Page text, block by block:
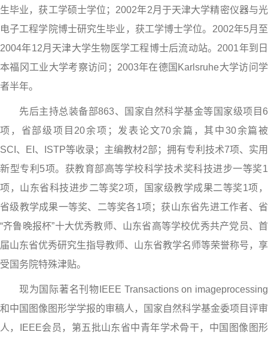
生毕业，获工学硕士学位；2002年2月于天津大学精密仪器与光
电子工程学院博士研究生毕业，获工学博士学位。2002年5月至
2004年12月天津大学生物医学工程博士后流动站。2001年到日
本福冈工业大学考察访问；2003年在德国Karlsruhe大学访问学
者半年。
先后主持总装备部863、国家自然科学基金等国家级项目6
项，省部级项目20余项；发表论文70余篇，其中30余篇被
SCI、EI、ISTP等收录；主编教材2部；拥有专利技术7项、实用
新型专利5项。获教育部高等学校科学技术奖科技进步一等奖1
项，山东省科技进步二等奖2项，国家级教学成果二等奖1项，
省级教学成果一等奖、二等奖各1项；获山东省先进工作者、省
“齐鲁晚报杯”十大优秀教师、山东省高等学校优秀共产党员、首
届山东省优秀研究生指导教师、山东省教学名师等荣誉称号，享
受国务院特殊津贴。
现为国际著名刊物IEEE Transactions on imageprocessing
和中国图像图形学学报的审稿人，国家自然科学基金委项目评审
人，IEEE会员，第五批山东省中青年学术骨干，中国图像图形